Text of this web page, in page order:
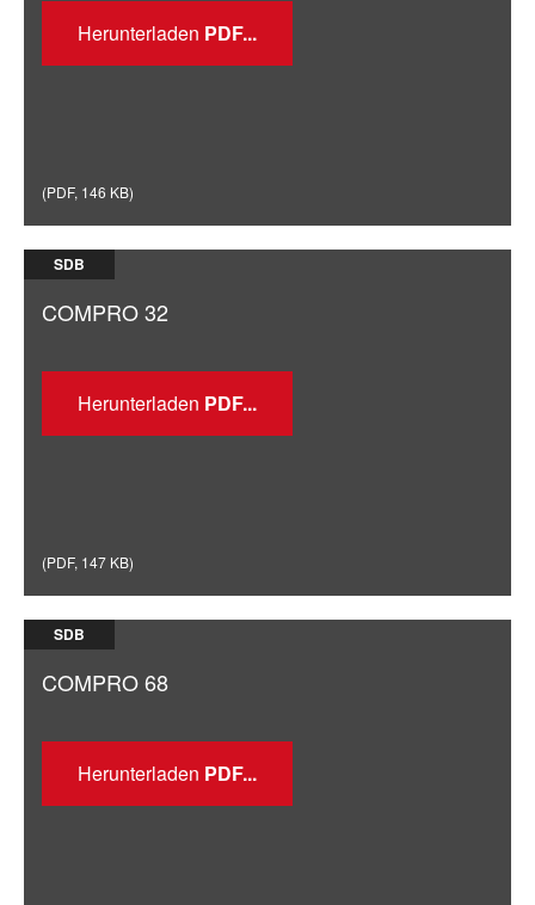
Herunterladen
(PDF, 146 KB)
SDB
COMPRO 32
Herunterladen
(PDF, 147 KB)
SDB
COMPRO 68
Herunterladen